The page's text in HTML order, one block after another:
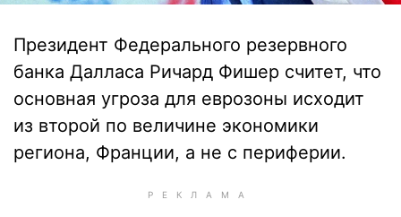
Президент Федерального резервного
банка Далласа Ричард Фишер считет, что
основная угроза для еврозоны исходит
из второй по величине экономики
региона, Франции, а не с периферии.